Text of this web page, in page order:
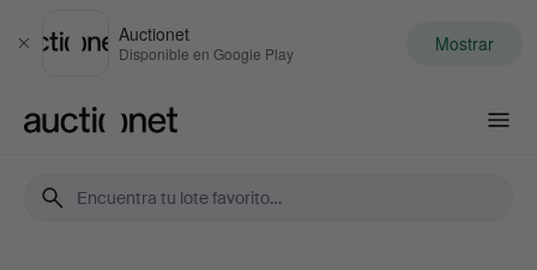
Cerrar
Auctionet
Disponible en Google Play Mostrar